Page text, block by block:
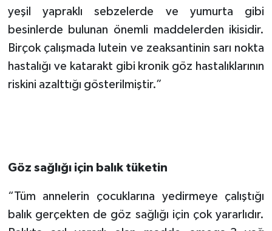
yeşil yapraklı sebzelerde ve yumurta gibi
besinlerde bulunan önemli maddelerden ikisidir.
Birçok çalışmada lutein ve zeaksantinin sarı nokta
hastalığı ve katarakt gibi kronik göz hastalıklarının
riskini azalttığı gösterilmiştir.”
Göz sağlığı için balık tüketin
“Tüm annelerin çocuklarına yedirmeye çalıştığı
balık gerçekten de göz sağlığı için çok yararlıdır.